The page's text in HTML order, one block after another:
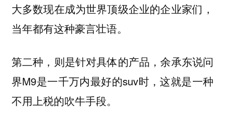
大多数现在成为世界顶级企业的企业家们，
当年都有这种豪言壮语。
第二种，则是针对具体的产品，余承东说问
界M9是一千万内最好的suv时，这就是一种
不用上税的吹牛手段。